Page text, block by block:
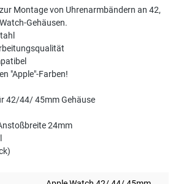
Montage von Uhrenarmbändern an 42,
Gehäusen.
"Apple"-Farben!
42/44/ 45mm Gehäuse
24mm